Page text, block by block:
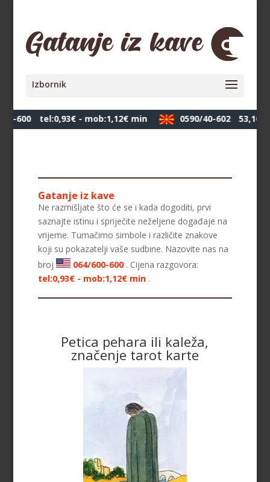
600 tel:0,93€ - mob:1,12€ min 0590/40-602 53,10
Gatanje iz kave
Ne razmišljate što će se i kada dogoditi, prvi
saznajte istinu i spriječite neželjene događaje na
vrijeme. Tumačimo simbole i različite znakove
koji su pokazatelji vaše sudbine. Nazovite nas na
broj
064/600-600 . Cijena razgovora:
tel:0,93€ - mob:1,12€ min .
Petica pehara ili kaleža,
značenje tarot karte